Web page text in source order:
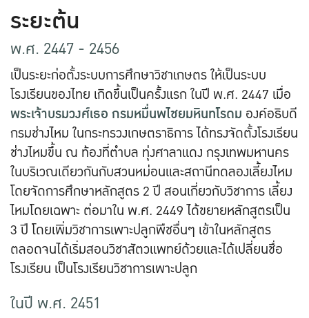
ระยะต้น
พ.ศ. 2447 - 2456
เป็นระยะก่อตั้งระบบการศึกษาวิชาเกษตร ให้เป็นระบบ
โรงเรียนของไทย เกิดขึ้นเป็นครั้งแรก ในปี พ.ศ. 2447 เมื่อ
พระเจ้าบรมวงศ์เธอ กรมหมื่นพไชยมหินทโรดม องค์อธิบดี
กรมช่างไหม ในกระทรวงเกษตราธิการ ได้ทรงจัดตั้งโรงเรียน
ช่างไหมขึ้น ณ ท้องที่ตำบล ทุ่งศาลาแดง กรุงเทพมหานคร
ในบริเวณเดียวกันกับสวนหม่อนและสถานีทดลองเลี้ยงไหม
โดยจัดการศึกษาหลักสูตร 2 ปี สอนเกี่ยวกับวิชาการ เลี้ยง
ไหมโดยเฉพาะ ต่อมาใน พ.ศ. 2449 ได้ขยายหลักสูตรเป็น
3 ปี โดยเพิ่มวิชาการเพาะปลูกพืชอื่นๆ เข้าในหลักสูตร
ตลอดจนได้เริ่มสอนวิชาสัตวแพทย์ด้วยและได้เปลี่ยนชื่อ
โรงเรียน เป็นโรงเรียนวิชาการเพาะปลูก
ในปี พ.ศ. 2451